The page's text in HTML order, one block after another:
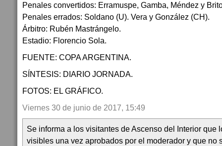
Penales convertidos: Erramuspe, Gamba, Méndez y
Penales errados: Soldano (U). Vera y González (CH).
Árbitro: Rubén Mastrángelo.
Estadio: Florencio Sola.
FUENTE: COPA ARGENTINA.
SÍNTESIS: DIARIO JORNADA.
FOTOS: EL GRÁFICO.
Viernes 30 de junio de 2017, 15:49
Se informa a los visitantes de Ascenso del Interior que
visibles una vez aprobados por el moderador y que no